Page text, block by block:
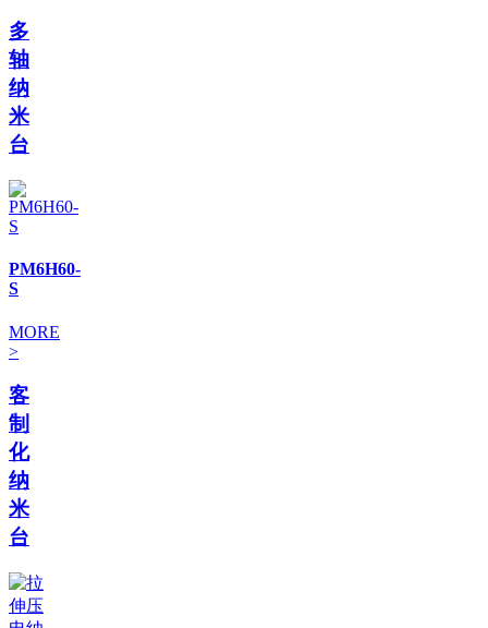
多
轴
纳
米
台
PM6H60-
S
MORE
>
客
制
化
纳
米
台